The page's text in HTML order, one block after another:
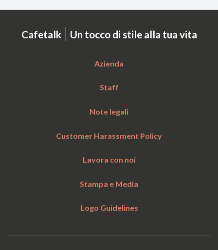
Cafetalk | Un tocco di stile alla tua vita
Azienda
Staff
Note legali
Customer Harassment Policy
Lavora con noi
Stampa e Media
Logo Guidelines